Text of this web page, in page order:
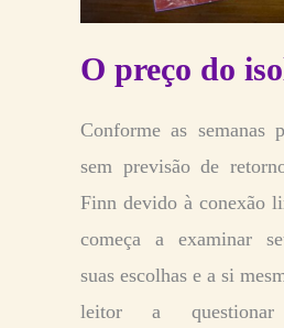
O preço do
Conforme as semanas
sem previsão de
Finn devido à conexão
começa a examinar
suas escolhas e a si
leitor a